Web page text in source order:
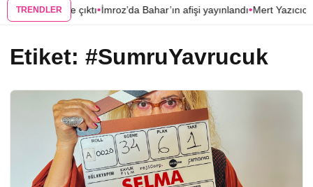
TRENDLER
görücüye çıktı• İmroz’da Bahar’ın afişi yayınlandı•Mert
Etiket: #SumruYavrucuk